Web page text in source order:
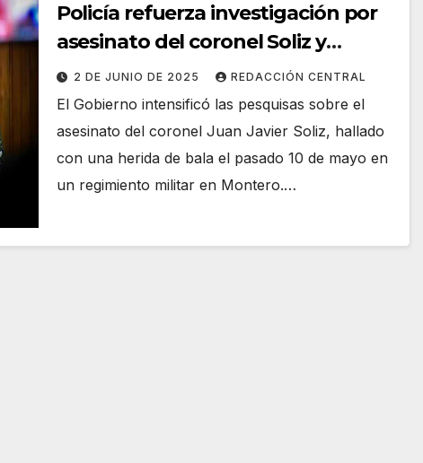
Policía refuerza investigación por
asesinato del coronel Soliz y
maneja tres hipótesis
2 DE JUNIO DE 2025 REDACCIÓN CENTRAL
El Gobierno intensificó las pesquisas sobre el
asesinato del coronel Juan Javier Soliz, hallado
con una herida de bala el pasado 10 de mayo en
un regimiento militar en Montero.…